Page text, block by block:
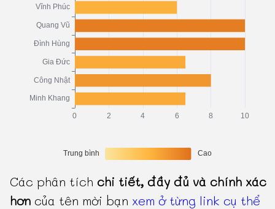
Các phân tích chi tiết, đầy đủ và chính xác
hơn của tên mời bạn xem ở từng link cụ thể